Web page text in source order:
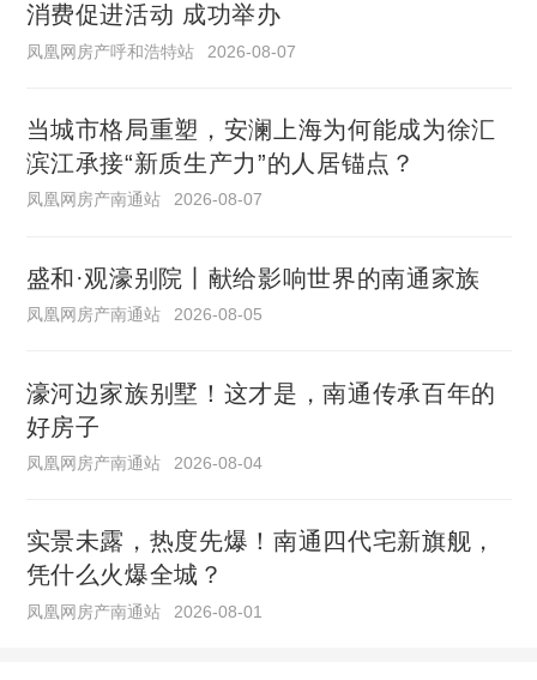
消费促进活动 成功举办
凤凰网房产呼和浩特站 2026-08-07
当城市格局重塑，安澜上海为何能成为徐汇
滨江承接“新质生产力”的人居锚点？
凤凰网房产南通站 2026-08-07
盛和·观濠别院丨献给影响世界的南通家族
凤凰网房产南通站 2026-08-05
濠河边家族别墅！这才是，南通传承百年的
好房子
凤凰网房产南通站 2026-08-04
实景未露，热度先爆！南通四代宅新旗舰，
凭什么火爆全城？
凤凰网房产南通站 2026-08-01